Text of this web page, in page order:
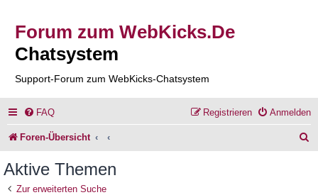
Forum zum WebKicks.De
Chatsystem
Support-Forum zum WebKicks-Chatsystem
FAQ Anmelden
Registrieren
Foren-Übersicht
Aktive Themen
Zur erweiterten Suche